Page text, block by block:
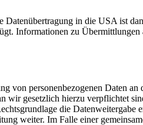
in die USA ist
Informationen zu
von personenbezogenen Daten an
wir gesetzlich hierzu verpflichtet
die Datenweitergabe
weiter. Im Falle einer